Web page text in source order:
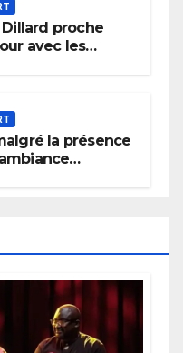
Dillard proche
avec les
la présence